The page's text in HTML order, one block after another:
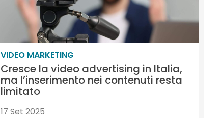
VIDEO MARKETING
Cresce la video advertising in Italia,
ma l’inserimento nei contenuti resta
limitato
17 Set 2025